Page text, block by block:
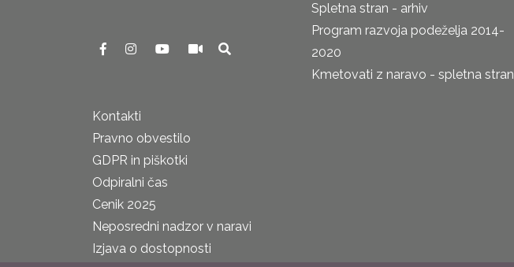
Kontakti
Pravno obvestilo
GDPR in piškotki
Odpiralni čas
Cenik 2025
Neposredni nadzor v naravi
Izjava o dostopnosti
Spletna stran - arhiv
Program razvoja podeželja 2014-
2020
Kmetovati z naravo - spletna stran